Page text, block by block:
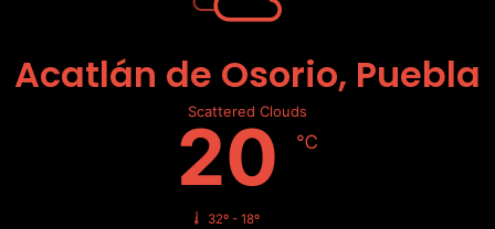
Acatlán de Osorio, Puebla
Scattered Clouds
20 ℃
32º - 18º